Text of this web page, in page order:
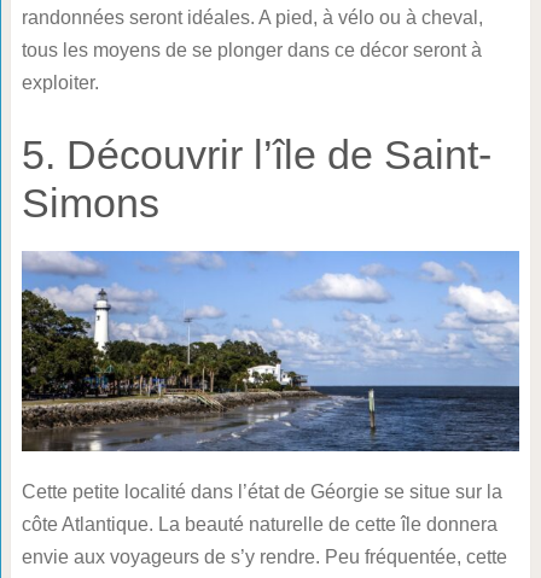
randonnées seront idéales. A pied, à vélo ou à cheval,
tous les moyens de se plonger dans ce décor seront à
exploiter.
5. Découvrir l’île de Saint-
Simons
Cette petite localité dans l’état de Géorgie se situe sur la
côte Atlantique. La beauté naturelle de cette île donnera
envie aux voyageurs de s’y rendre. Peu fréquentée, cette